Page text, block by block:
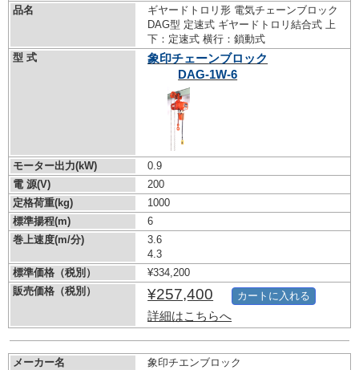
品名
ギヤードトロリ形 電気チェーンブロック
DAG型 定速式 ギヤードトロリ結合式 上
下：定速式 横行：鎖動式
型 式
象印チェーンブロック
DAG-1W-6
モーター出力(kW)
0.9
電 源(V)
200
定格荷重(kg)
1000
標準揚程(m)
6
巻上速度(m/分)
3.6
4.3
標準価格（税別）
¥334,200
販売価格（税別）
¥257,400
詳細はこちらへ
カートに入れる
メーカー名
象印チエンブロック